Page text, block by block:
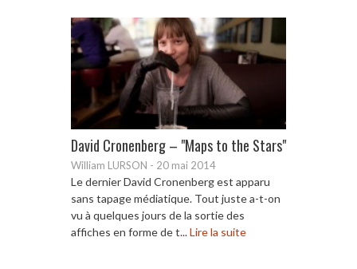
David Cronenberg – "Maps to the Stars"
William LURSON - 20 mai 2014
Le dernier David Cronenberg est apparu
sans tapage médiatique. Tout juste a-t-on
vu à quelques jours de la sortie des
affiches en forme de t...Lire la suite